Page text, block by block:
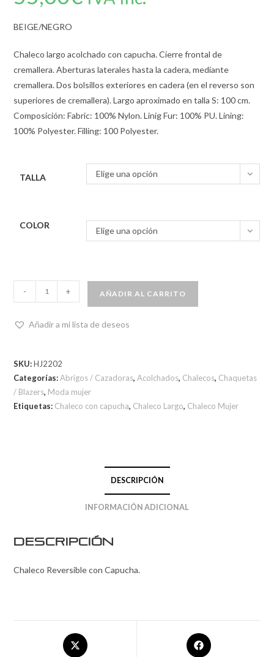
BEIGE/NEGRO
Chaleco largo acolchado con capucha. Cierre frontal de
cremallera. Aberturas laterales hasta la cadera, mediante
cremallera. Dos bolsillos exteriores en cadera (en el reverso son
superiores de cremallera). Largo aproximado en talla S: 100 cm.
Composición: Fabric: 100% Nylon. Linig Fur: 100% PU. Lining:
100% Polyester. Filling: 100 Polyester.
TALLA Elige una opción
COLOR
Elige una opción
- + AÑADIR AL CARRITO
Añadir a mi lista de deseos
SKU:HJ2202
Categorías:Abrigos / Cazadoras,Acolchados, Chalecos, Chaquetas
/ Blazers, Moda mujer
Etiquetas: Chaleco con capucha, Chaleco Largo, Chaleco Mujer
DESCRIPCIÓN
INFORMACIÓN ADICIONAL
Descripción
Chaleco Reversible con Capucha.